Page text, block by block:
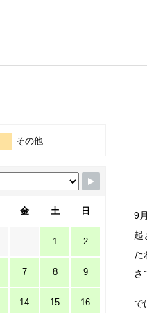
9
起
た
さ
で
その他
金 土 日
1 2
7 8 9
14 15 16